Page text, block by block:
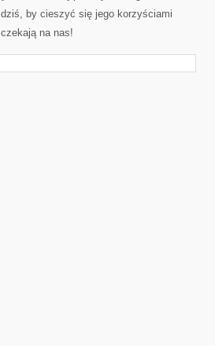
by cieszyć ‍się jego korzyściami
na nas!